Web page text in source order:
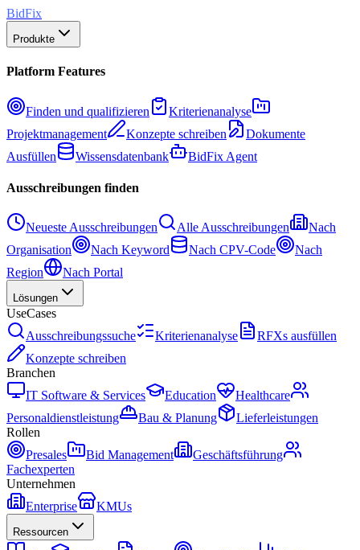
BidFix
Produkte
Platform Features
Finden und qualifizieren
Kriterienanalyse
Projektmanagement
Konzepte schreiben
Dokumente
Ausfüllen
Wissensdatenbank BidFix Agent
Ausschreibungen finden
Neueste Ausschreibungen Alle Ausschreibungen
Nach
Organisation
Nach Keyword Nach CPV-Code
Nach
Region
Nach Portal
Lösungen
UseCases
Ausschreibungssuche
Kriterienanalyse
RFXs ausfüllen
Konzepte schreiben
Branchen
IT Software & Services
Education
Healthcare
Personaldienstleistung
Bau & Planung
Lieferleistungen
Rollen
Presales
Bid Management
Geschäftsführung
Fachexperten
Unternehmen
Enterprise
KMUs
Ressourcen